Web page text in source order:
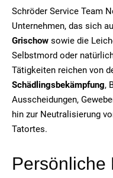
Schröder Service Team
Unternehmen, das sich
Grischow sowie die
Selbstmord oder
Tätigkeiten reichen von
Schädlingsbekämpfung,
Ausscheidungen,
hin zur Neutralisierung
Tatortes.
Persönliche